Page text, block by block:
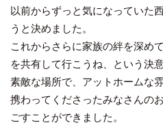
以前からずっと気になっていた
うと決めました。
これからさらに家族の絆を深め
を共有して行こうね、という決
素敵な場所で、アットホームな
携わってくださったみなさんの
ごすことができました。